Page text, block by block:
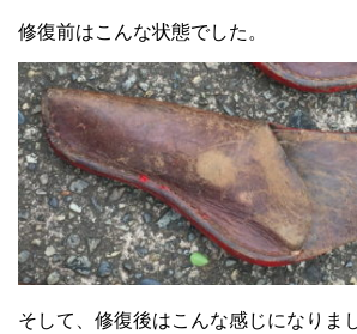
修復前はこんな状態でした。
そして、修復後はこんな感じになりまし